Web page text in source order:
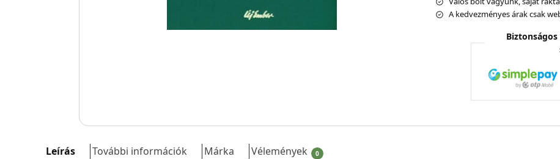
A kedvezményes árak csak
Leírás További információk Márka Vélemények 0